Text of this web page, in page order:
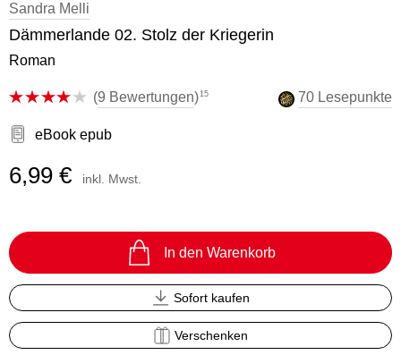
Sandra Melli
Dämmerlande 02. Stolz der Kriegerin
Roman
(9 Bewertungen) 15 70 Lesepunkte
eBook epub
6,99 € inkl. Mwst.
In den Warenkorb
Sofort kaufen
Verschenken